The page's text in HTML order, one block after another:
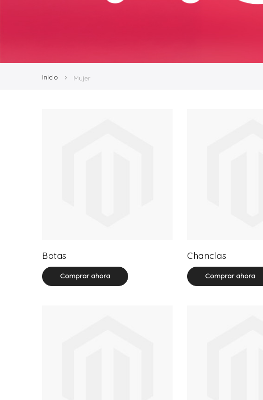
Inicio Mujer
Botas
Comprar ahora
Chanclas
Comprar ahora